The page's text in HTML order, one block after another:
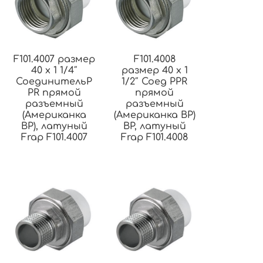
F101.4007 размер
40 x 1 1/4″
СоединительP
PR прямой
разъемный
(Американка
ВР), латуный
Frap F101.4007
F101.4008
размер 40 x 1
1/2″ Соед PPR
прямой
разъемный
(Американка ВР)
ВР, латуный
Frap F101.4008